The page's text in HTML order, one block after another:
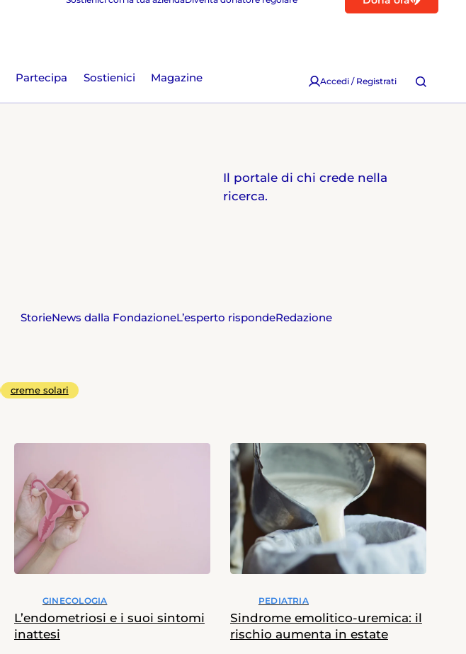
Partecipa Sostienici Magazine Accedi / Registrati
Il portale di chi crede nella
ricerca.
StorieNews dalla FondazioneL’esperto rispondeRedazione
creme solari
GINECOLOGIA
L’endometriosi e i suoi sintomi
inattesi
PEDIATRIA
Sindrome emolitico-uremica: il
rischio aumenta in estate